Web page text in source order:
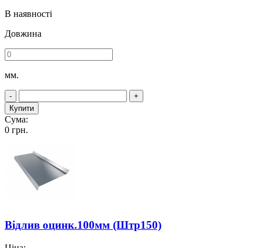
В наявності
Довжина
мм.
-
+
Купити
Сума:
0 грн.
Відлив оцинк.100мм (Штр150)